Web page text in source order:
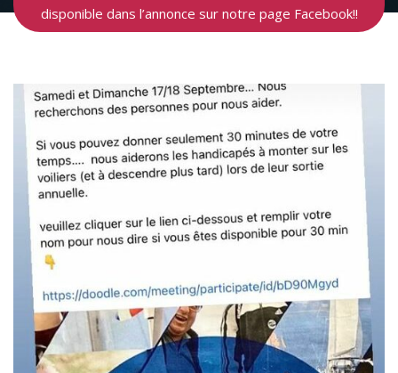
disponible dans l’annonce sur notre page Facebook!!